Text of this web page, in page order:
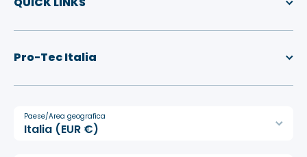
Pro-Tec Italia
Paese/Area geografica
Italia (EUR €)